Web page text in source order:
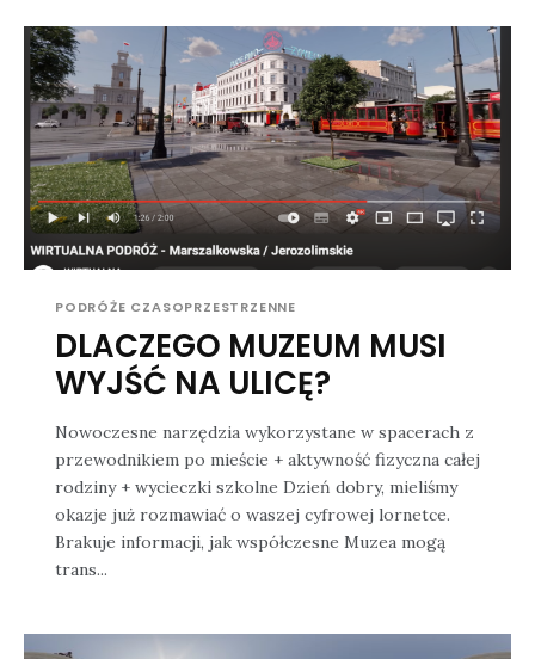
PODRÓŻE CZASOPRZESTRZENNE
DLACZEGO MUZEUM MUSI
WYJŚĆ NA ULICĘ?
Nowoczesne narzędzia wykorzystane w spacerach z
przewodnikiem po mieście + aktywność fizyczna całej
rodziny + wycieczki szkolne Dzień dobry, mieliśmy
okazje już rozmawiać o waszej cyfrowej lornetce.
Brakuje informacji, jak współczesne Muzea mogą
trans...